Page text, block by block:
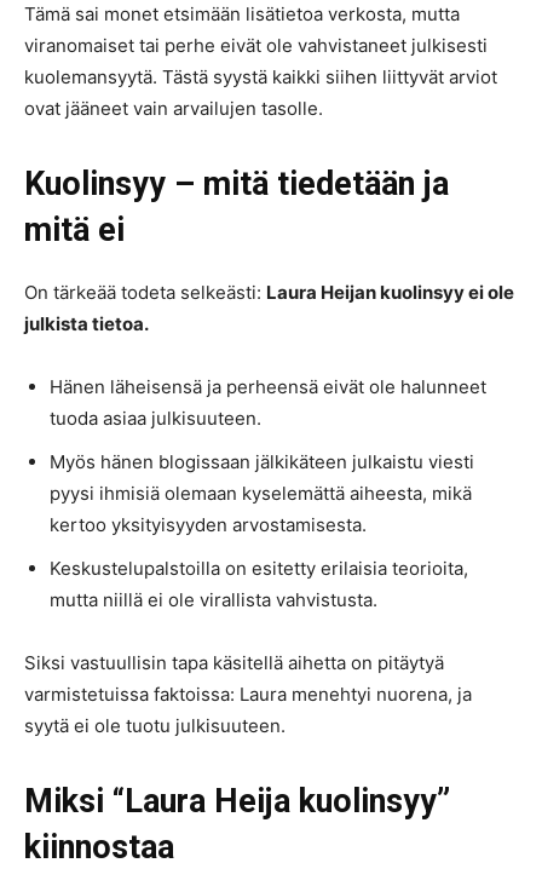
Tämä sai monet etsimään lisätietoa verkosta, mutta
viranomaiset tai perhe eivät ole vahvistaneet julkisesti
kuolemansyytä. Tästä syystä kaikki siihen liittyvät arviot
ovat jääneet vain arvailujen tasolle.
Kuolinsyy – mitä tiedetään ja
mitä ei
On tärkeää todeta selkeästi: Laura Heijan kuolinsyy ei ole
julkista tietoa.
Hänen läheisensä ja perheensä eivät ole halunneet
tuoda asiaa julkisuuteen.
Myös hänen blogissaan jälkikäteen julkaistu viesti
pyysi ihmisiä olemaan kyselemättä aiheesta, mikä
kertoo yksityisyyden arvostamisesta.
Keskustelupalstoilla on esitetty erilaisia teorioita,
mutta niillä ei ole virallista vahvistusta.
Siksi vastuullisin tapa käsitellä aihetta on pitäytyä
varmistetuissa faktoissa: Laura menehtyi nuorena, ja
syytä ei ole tuotu julkisuuteen.
Miksi “Laura Heija kuolinsyy”
kiinnostaa